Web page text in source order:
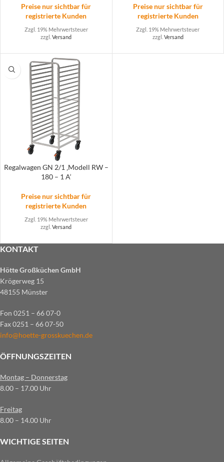
Preise nur sichtbar für
registrierte Kunden
Zzgl. 19% Mehrwertsteuer
zzgl.Versand
Preise nur sichtbar für
registrierte Kunden
Zzgl. 19% Mehrwertsteuer
zzgl. Versand
Regalwagen GN 2/1 ‚Modell RW –
180 – 1 A‘
Preise nur sichtbar für
registrierte Kunden
Zzgl. 19% Mehrwertsteuer
zzgl.Versand
KONTAKT
Hötte Großküchen GmbH
Krögerweg 15
48155 Münster
Fon 0251 – 66 07-0
Fax 0251 – 66 07-50
info@hoette-grosskuechen.de
ÖFFNUNGSZEITEN
Montag – Donnerstag
8.00 – 17.00 Uhr
Freitag
8.00 – 14.00 Uhr
WICHTIGE SEITEN